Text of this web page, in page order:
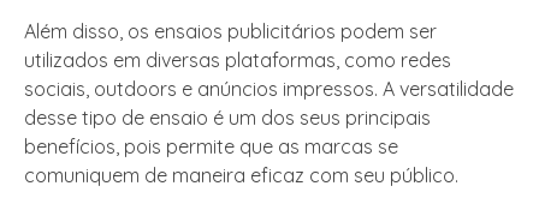
Além disso, os ensaios publicitários podem ser
utilizados em diversas plataformas, como redes
sociais, outdoors e anúncios impressos. A versatilidade
desse tipo de ensaio é um dos seus principais
benefícios, pois permite que as marcas se
comuniquem de maneira eficaz com seu público.